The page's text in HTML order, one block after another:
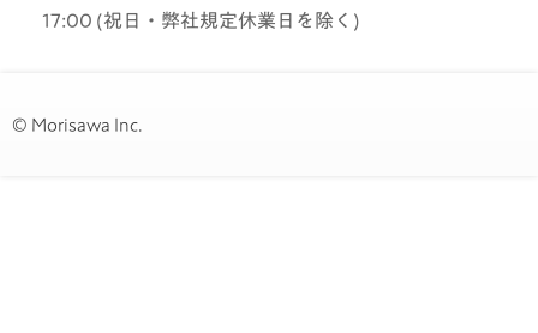
17:00 (祝日・弊社規定休業日を除く)
© Morisawa Inc.